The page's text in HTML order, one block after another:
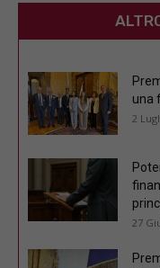
una
2
27